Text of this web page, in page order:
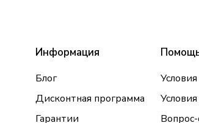
Информация
Блог
Дисконтная программа
Гарантии